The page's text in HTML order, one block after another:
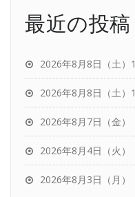
最近の投稿
2026年8月8日（土）
2026年8月8日（土）
2026年8月7日（金）
2026年8月4日（火）
2026年8月3日（月）